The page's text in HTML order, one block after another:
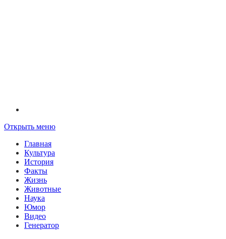
Открыть меню
Главная
Культура
История
Факты
Жизнь
Животные
Наука
Юмор
Видео
Генератор